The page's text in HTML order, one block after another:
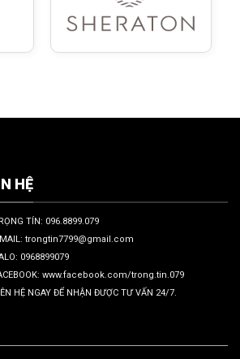
HỆ
TÍN: 096.8899.079
trongtin7799@gmail.com
0968899079
www.facebook.com/trong.tin.079
HỆ NGAY ĐỂ NHẬN ĐƯỢC TƯ VẤN 24/7.